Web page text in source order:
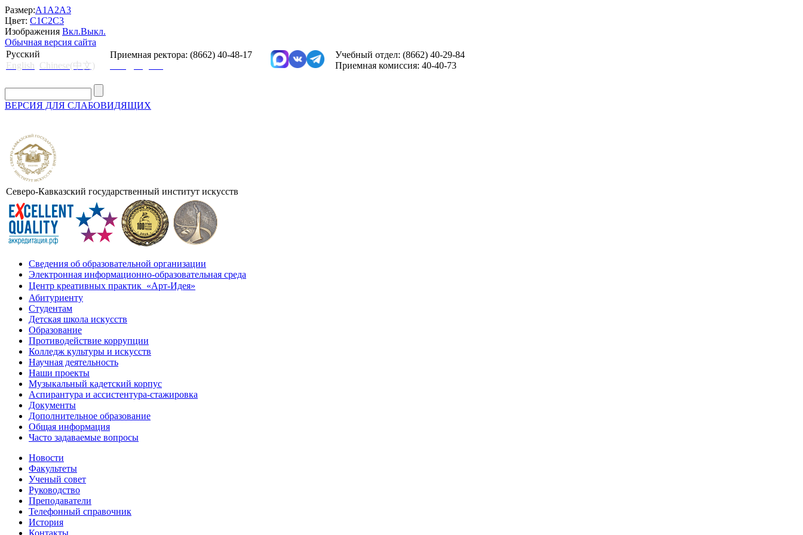
Размер:A1 A2A3
Цвет: C1C2C3
Изображения Вкл.Выкл.
Обычная версия сайта
Русский
English Chinese(中文)
Приемная ректора: (8662) 40-48-17
Учебный отдел: (8662) 40-29-84
Приемная комиссия: 40-40-73
ВЕРСИЯ ДЛЯ СЛАБОВИДЯЩИХ
Северо-Кавказский государственный институт искусств
Сведения об образовательной организации
Электронная информационно-образовательная среда
Центр креативных практик ㅤ «Арт-Идея»
Абитуриенту
Студентам
Детская школа искусств
Образование
Противодействие коррупции
Колледж культуры и искусств
Научная деятельность
Наши проекты
Музыкальный кадетский корпус
Аспирантура и ассистентура-стажировка
Документы
Дополнительное образование
Общая информация
Часто задаваемые вопросы
Новости
Факультеты
Ученый совет
Руководство
Преподаватели
Телефонный справочник
История
Контакты